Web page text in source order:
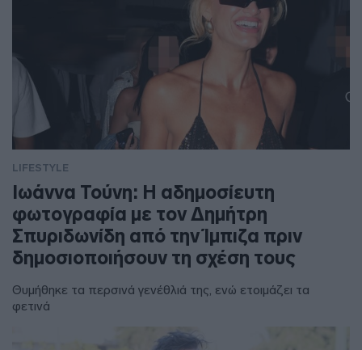
LIFESTYLE
Ιωάννα Τούνη: Η αδημοσίευτη
φωτογραφία με τον Δημήτρη
Σπυριδωνίδη από την Ίμπιζα πριν
δημοσιοποιήσουν τη σχέση τους
Θυμήθηκε τα περσινά γενέθλιά της, ενώ ετοιμάζει τα
φετινά